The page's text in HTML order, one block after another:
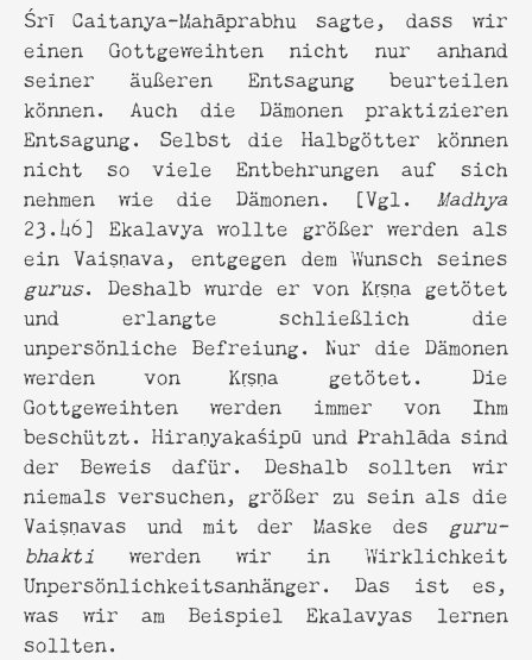
Śrī Caitanya-Mahāprabhu sagte, dass wir
einen Gottgeweihten nicht nur anhand
seiner äußeren Entsagung beurteilen
können. Auch die Dämonen praktizieren
Entsagung. Selbst die Halbgötter können
nicht so viele Entbehrungen auf sich
nehmen wie die Dämonen. [Vgl. Madhya
23.46] Ekalavya wollte größer werden als
ein Vaiṣṇava, entgegen dem Wunsch seines
gurus. Deshalb wurde er von Kṛṣṇa getötet
und erlangte schließlich die
unpersönliche Befreiung. Nur die Dämonen
werden von Kṛṣṇa getötet. Die
Gottgeweihten werden immer von Ihm
beschützt. Hiraṇyakaśipū und Prahlāda sind
der Beweis dafür. Deshalb sollten wir
niemals versuchen, größer zu sein als die
Vaiṣṇavas und mit der Maske des guru-
bhakti werden wir in Wirklichkeit
Unpersönlichkeitsanhänger. Das ist es,
was wir am Beispiel Ekalavyas lernen
sollten.